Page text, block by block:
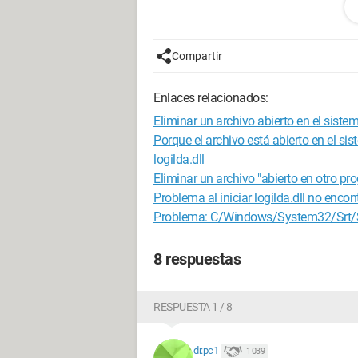
instalación de Windows. No se pudo
Así que después intento eliminar Java
¿Qué hacer?
Compartir
Enlaces relacionados:
Eliminar un archivo abierto en el
Porque el archivo está abierto en el
logilda.dll
Eliminar un archivo "abierto en otro
Problema al iniciar logilda.dll no
Problema: C/Windows/System32/Srt/
8 respuestas
RESPUESTA 1 / 8
dr.pc1 1 039